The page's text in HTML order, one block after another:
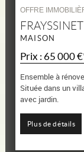
OFFRE
MAISON
Prix : 65 000
Ensemble à
Située dans un
avec jardin.
Un atelier de...
Plus de détails